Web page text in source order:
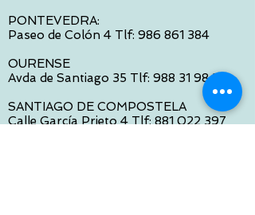
PONTEVEDRA:
Paseo de Colón 4 Tlf: 986 861 384
OURENSE
Avda de Santiago 35 Tlf: 988 31 98 26
SANTIAGO DE COMPOSTELA
Calle García Prieto 4 Tlf: 881 022 397